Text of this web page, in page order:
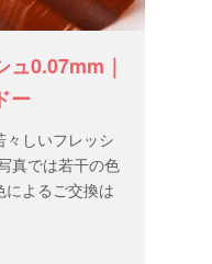
ュ0.07mm｜
ー
しいフレッシ
真では若干の色
よるご交換は